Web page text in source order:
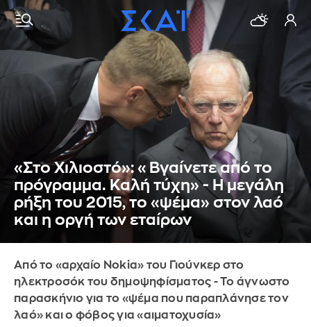
«Στο Χιλιοστό»: «Βγαίνετε από το
πρόγραμμα. Καλή τύχη» - Η μεγάλη
ρήξη του 2015, το «ψέμα» στον λαό
και η οργή των εταίρων
Από το «αρχαίο Nokia» του Γιούνκερ στο
ηλεκτροσόκ του δημοψηφίσματος - Το άγνωστο
παρασκήνιο για το «ψέμα που παραπλάνησε τον
λαό» και ο φόβος για «αιματοχυσία»